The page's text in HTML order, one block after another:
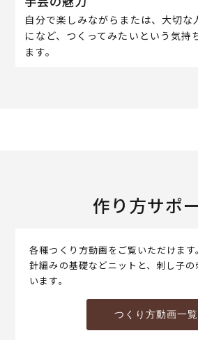
自分で楽しみながらまたは、大切な
になど、つくってみたいという気持
ます。
作り方サポ
各種つくり方動画をご覧いただけま
針編みの基礎などニットと、刺し子
います。
つくり方動画一覧